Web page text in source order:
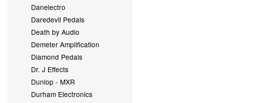
Danelectro
Daredevil Pedals
Death by Audio
Demeter Amplification
Diamond Pedals
Dr. J Effects
Dunlop - MXR
Durham Electronics